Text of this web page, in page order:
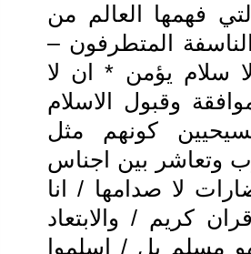
فهمها العالم من
المتطرفون –
سلام يؤمن * ان لا
وقبول الاسلام
كونهم مثل
وتعاشر بين اجناس
لا صدامها / انا
كريم / والابتعاد
مسلم بل / اسلموا